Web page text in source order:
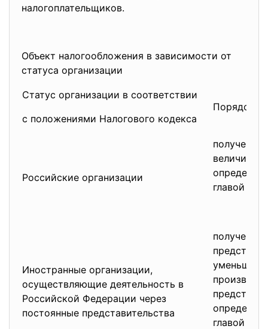
налогоплательщиков.
Объект налогообложения в зависимости от
статуса организации
Статус организации в соответствии
с положениями Налогового кодекса
Порядок
Российские организации
величину
главой 25
Иностранные организации,
осуществляющие деятельность в
Российской Федерации через
постоянные представительства
главой 25